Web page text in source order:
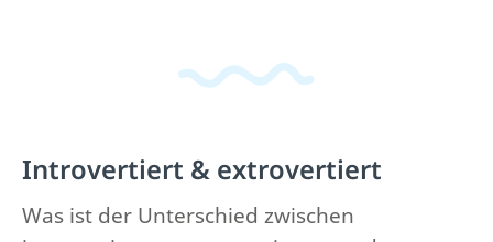
Introvertiert & extrovertiert
Was ist der Unterschied zwischen